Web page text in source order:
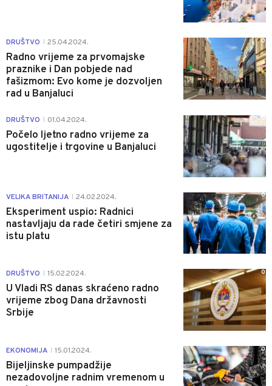
DRUŠTVO 25.04.2024.
Radno vrijeme za prvomajske
praznike i Dan pobjede nad
fašizmom: Evo kome je dozvoljen
rad u Banjaluci
0
DRUŠTVO 01.04.2024.
Počelo ljetno radno vrijeme za
ugostitelje i trgovine u Banjaluci
0
VELIKA BRITANIJA 24.02.2024.
Eksperiment uspio: Radnici
nastavljaju da rade četiri smjene za
istu platu
0
DRUŠTVO 15.02.2024.
U Vladi RS danas skraćeno radno
vrijeme zbog Dana državnosti
Srbije
0
EKONOMIJA 15.01.2024.
Bijeljinske pumpadžije
nezadovoljne radnim vremenom u
0